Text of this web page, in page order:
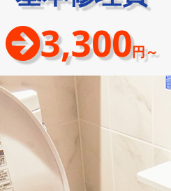
3,300円～